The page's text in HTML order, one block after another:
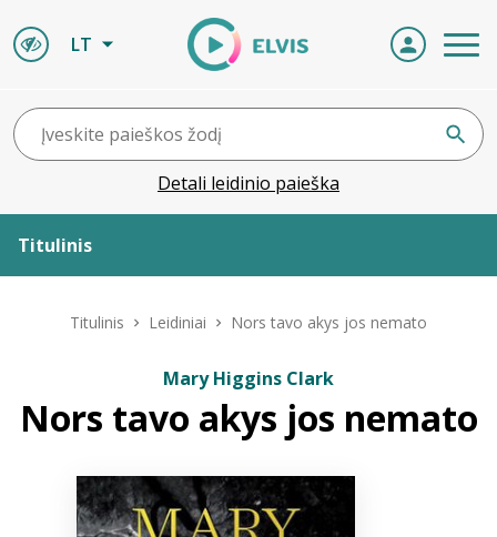
LT
Detali leidinio paieška
Titulinis
ELVIS atvyksta
Naujienos
Titulinis Leidiniai Nors tavo akys jos nemato
Mary Higgins Clark
Nors tavo akys jos nemato